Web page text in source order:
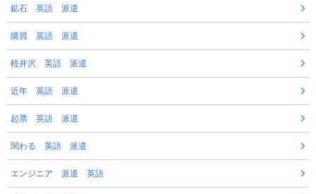
鉱石 英語 派遣
購買 英語 派遣
軽井沢 英語 派遣
近年 英語 派遣
起票 英語 派遣
関わる 英語 派遣
エンジニア 派遣 英語